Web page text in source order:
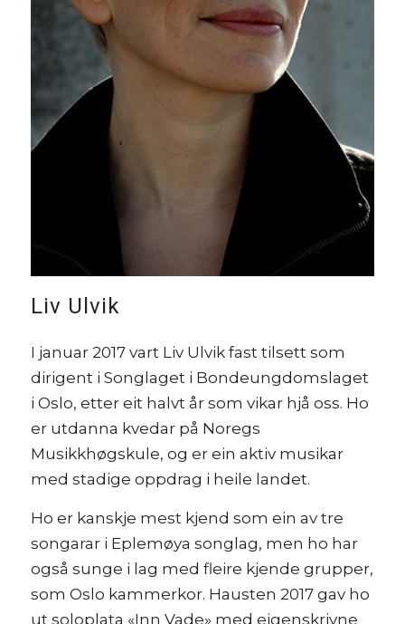
Liv Ulvik
I januar 2017 vart Liv Ulvik fast tilsett som
dirigent i Songlaget i Bondeungdomslaget
i Oslo, etter eit halvt år som vikar hjå oss. Ho
er utdanna kvedar på Noregs
Musikkhøgskule, og er ein aktiv musikar
med stadige oppdrag i heile landet.
Ho er kanskje mest kjend som ein av tre
songarar i Eplemøya songlag, men ho har
også sunge i lag med fleire kjende grupper,
som Oslo kammerkor. Hausten 2017 gav ho
ut soloplata «Inn Vade» med eigenskrivne